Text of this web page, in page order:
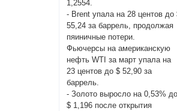
1,2554.
- Brent упала на 28 центов до
55,24 за баррель, продолжая
пяиничные потери.
Фьючерсы на американскую
нефть WTI за март упала на
23 центов до $ 52,90 за
баррель.
- Золото выросло на 0,53%
$ 1,196 после открытия